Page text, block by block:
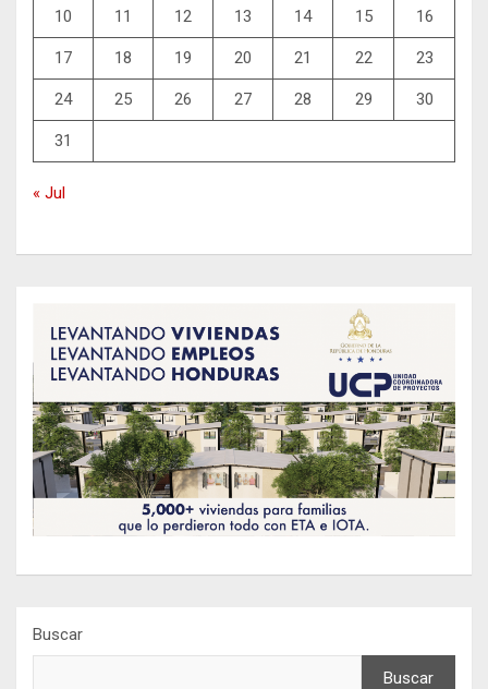
10 11 12 13 14 15 16
17 18 19 20 21 22 23
24 25 26 27 28 29 30
31
« Jul
Buscar
Buscar